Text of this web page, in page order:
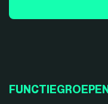
FUNCTIEGROEPEN